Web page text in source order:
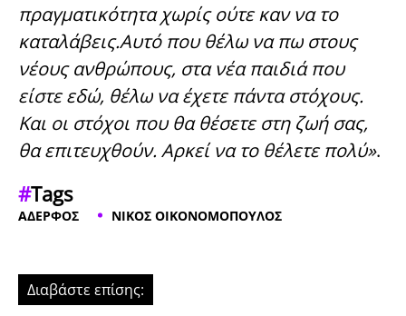
πραγματικότητα χωρίς ούτε καν να το
καταλάβεις.Αυτό που θέλω να πω στους
νέους ανθρώπους, στα νέα παιδιά που
είστε εδώ, θέλω να έχετε πάντα στόχους.
Και οι στόχοι που θα θέσετε στη ζωή σας,
θα επιτευχθούν. Αρκεί να το θέλετε πολύ».
#Tags
ΑΔΕΡΦΟΣ ΝΙΚΟΣ ΟΙΚΟΝΟΜΟΠΟΥΛΟΣ
Διαβάστε επίσης: